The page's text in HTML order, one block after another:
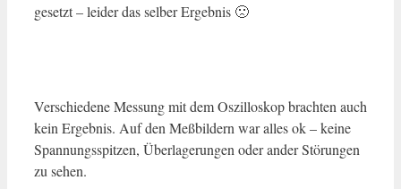
gesetzt – leider das selber Ergebnis 🙁
Verschiedene Messung mit dem Oszilloskop brachten auch
kein Ergebnis. Auf den Meßbildern war alles ok – keine
Spannungsspitzen, Überlagerungen oder ander Störungen
zu sehen.